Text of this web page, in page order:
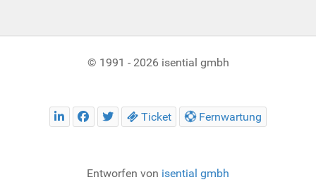
© 1991 - 2026 isential gmbh
Ticket Fernwartung
Entworfen von isential gmbh